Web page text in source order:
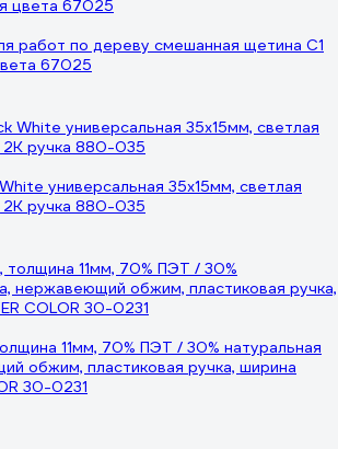
работ по дереву смешанная щетина С1
67025
универсальная 35х15мм, светлая
ручка 880-035
11мм, 70% ПЭT / 30% натуральная
обжим, пластиковая ручка, ширина
30-0231